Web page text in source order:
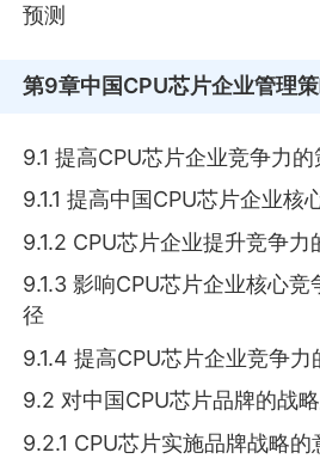
预测
第9章中国CPU芯片企业管理
9.1 提高CPU芯片企业竞争力的
9.1.1 提高中国CPU芯片企业核
9.1.2 CPU芯片企业提升竞争力
9.1.3 影响CPU芯片企业核心
径
9.1.4 提高CPU芯片企业竞争力
9.2 对中国CPU芯片品牌的战
9.2.1 CPU芯片实施品牌战略的